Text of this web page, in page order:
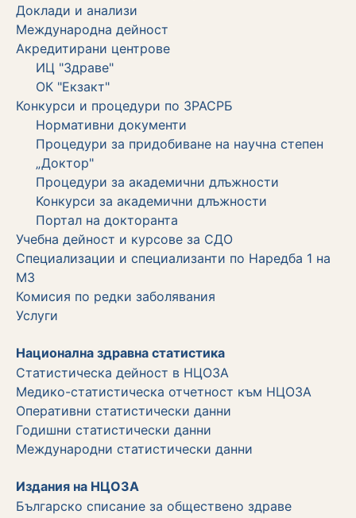
Доклади и анализи
Международна дейност
Акредитирани центрове
ИЦ "Здраве"
ОК "Екзакт"
Конкурси и процедури по ЗРАСРБ
Нормативни документи
Процедури за придобиване на научна степен
„Доктор"
Процедури за академични длъжности
Koнкурси за академични длъжности
Портал на докторанта
Учебна дейност и курсове за СДО
Специализации и специализанти по Наредба 1 на
МЗ
Комисия по редки заболявания
Услуги
Национална здравна статистика
Статистическа дейност в НЦОЗА
Медико-статистическа отчетност към НЦОЗА
Оперативни статистически данни
Годишни статистически данни
Международни статистически данни
Издания на НЦОЗА
Българско списание за обществено здраве